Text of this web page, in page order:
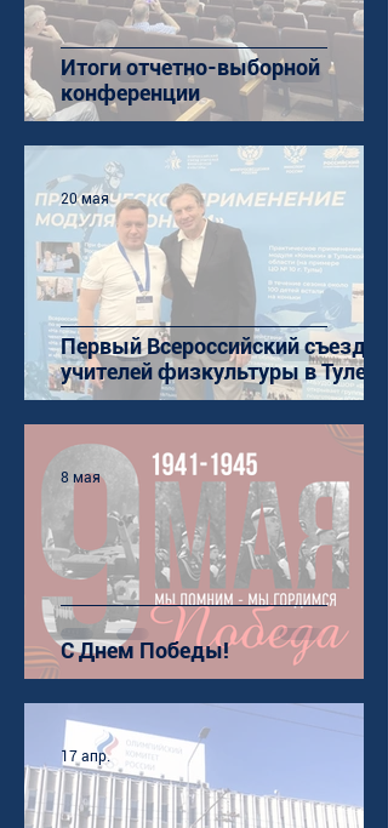
Итоги отчетно-выборной
конференции
Первый Всероссийский съезд
учителей физкультуры в Туле
20 мая
С Днем Победы!
8 мая
17 апр.